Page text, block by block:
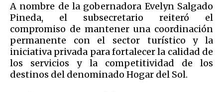
A nombre de la gobernadora Evelyn Salgado
Pineda, el subsecretario reiteró el
compromiso de mantener una coordinación
permanente con el sector turístico y la
iniciativa privada para fortalecer la calidad de
los servicios y la competitividad de los
destinos del denominado Hogar del Sol.